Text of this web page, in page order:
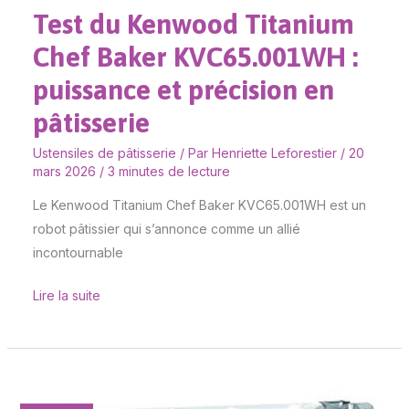
Test du Kenwood Titanium
Chef Baker KVC65.001WH :
puissance et précision en
pâtisserie
Ustensiles de pâtisserie / Par Henriette Leforestier / 20
mars 2026 / 3 minutes de lecture
Le Kenwood Titanium Chef Baker KVC65.001WH est un
robot pâtissier qui s’annonce comme un allié
incontournable
Lire la suite